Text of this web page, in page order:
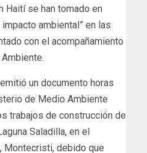
Haití se han tomado en
ambiental” en las
con el acompañamiento
un documento horas
de Medio Ambiente
trabajos de construcción de
Saladilla, en el
Montecristi, debido que